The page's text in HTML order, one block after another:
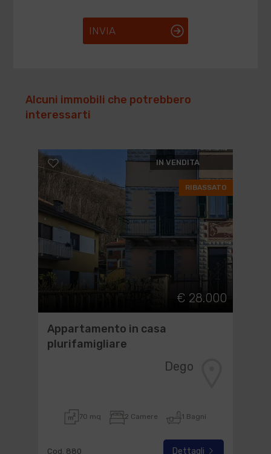
INVIA
Alcuni immobili che potrebbero
interessarti
IN VENDITA
RIBASSATO
€ 28.000
Appartamento in casa
plurifamigliare
Dego
70 mq 2 Camere 1 Bagni
Cod. 880 Dettagli